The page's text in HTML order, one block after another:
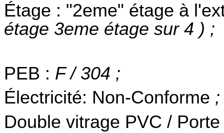
Étage : "2eme" étage à
étage 3eme étage sur 4 ) ;
PEB : F / 304 ;
Électricité: Non-Conforme ;
Double vitrage PVC /